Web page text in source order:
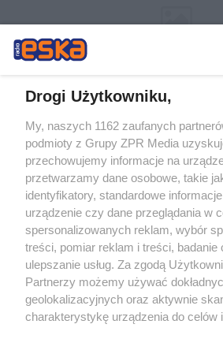
Drogi Użytkowniku,
My, naszych 1162 zaufanych
podmioty z Grupy ZPR Media
przechowujemy informacje na
przetwarzamy dane osobowe, takie
identyfikatory, standardowe
urządzenie czy dane przeglądania w
spersonalizowanych reklam, wybór
treści, pomiar reklam i treści, badanie
ulepszanie usług. Za zgodą
Partnerzy możemy używać
geolokalizacyjnych oraz aktywnie
charakterystykę urządzenia do celów